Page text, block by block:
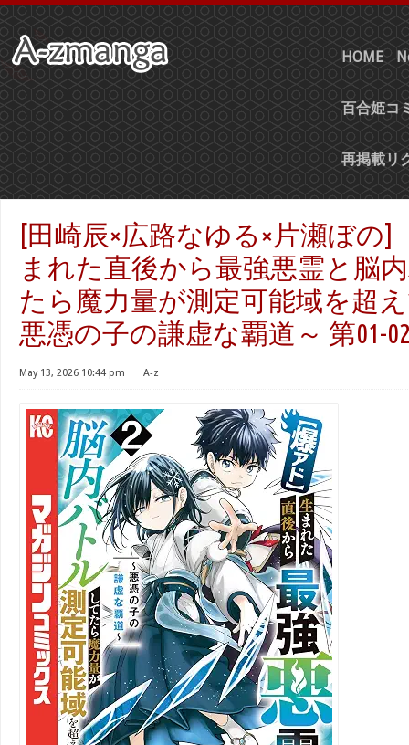
HOME
百合姫コ
再掲載リ
[田崎辰×広路なゆる×片瀬ぼの]
まれた直後から最強悪霊と脳
たら魔力量が測定可能域を超
悪憑の子の謙虚な覇道～ 第01-
May 13, 2026 10:44 pm ⋅ A-z